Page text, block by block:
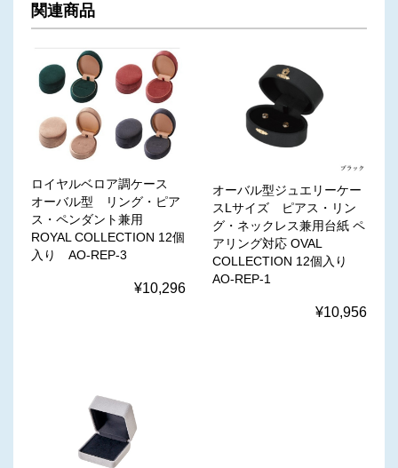
関連商品
ロイヤルベロア調ケース
オーバル型 リング・ピア
ス・ペンダント兼用
ROYAL COLLECTION 12個
入り AO-REP-3
¥10,296
オーバル型ジュエリーケー
スLサイズ ピアス・リン
グ・ネックレス兼用台紙 ペ
アリング対応 OVAL
COLLECTION 12個入り
AO-REP-1
¥10,956